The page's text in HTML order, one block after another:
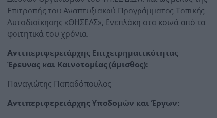
Επιτροπής του Αναπτυξιακού Προγράμματος Τοπικής
Αυτοδιοίκησης «ΘΗΣΕΑΣ», Ενεπλάκη στα κοινά από τα
φοιτητικά του χρόνια.
Αντιπεριφερειάρχης Επιχειρηματικότητας
Έρευνας και Καινοτομίας (άμισθος):
Παναγιώτης Παπαδόπουλος
Αντιπεριφερειάρχης Υποδομών και Έργων: